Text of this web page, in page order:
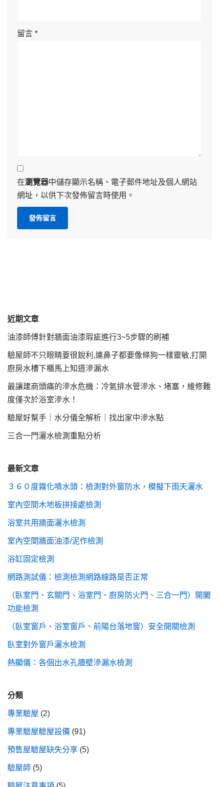
留言 *
在瀏覽器中儲存顯示名稱、電子郵件地址及個人網站
網址，以供下次發佈留言時使用。
近期文章
油漆師傅針對牆面油漆瑕疵進行3~5步驟的刷補
驗屋師不只眼睛要很銳利,連鼻子都要像條狗一樣靈敏,打開
廚房水槽下櫃馬上知道滲漏水
最讓建商頭痛的滲水危機：冷氣排水管滲水、堵塞，維修難
度僅次於浴室滲水！
驗屋好幫手｜水分儀全解析｜找出家中滲水點
三合一門灑水檢測重點分析
最新文章
３６０度霧化噴水頭：檢測對外窗防水，模擬下雨天灑水
室內空間木地板拼接處檢測
浴室共用牆面灑水檢測
室內空間牆面油漆/泥作檢測
浴缸固定檢測
網路測試儀：檢測檢測網路線路是否正常
（臥室門、玄關門、浴室門、廚房防火門、三合一門）開闔
功能檢測
（臥室窗戶、浴室窗戶、前陽台落地窗）安全開關檢測
臥室對外窗戶灑水檢測
熱顯儀：各個出水孔牆壁滲漏水檢測
分類
專業驗屋 (2)
專業驗屋驗屋設備 (91)
預售屋驗屋缺失分享 (5)
驗屋師 (5)